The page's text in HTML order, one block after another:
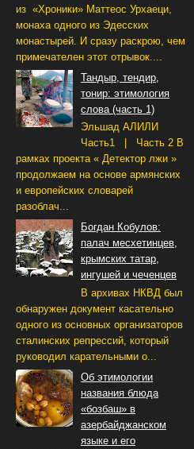
из «Хроники» Маттеос Урхаеци,
монаха одного из Эдесских
монастырей. И сразу раскрою, чем
примечателен этот отрывок....
Тандыр, тендир,
тонир: этимология
слова (часть 1)
Эльшад АЛИЛИ
Часть1 | Часть 2 В
рамках проекта « Детектор лжи »
продолжаем на основе армянских
и европейских словарей
разоблач...
Богдан Кобулов:
палач месхетинцев,
крымских татар,
ингушей и чеченцев
В архивах НКВД был
обнаружен документ касательно
одного из основных организаторов
сталинских репрессий, который
руководил карательными о...
Об этимологии
названия блюда
«бозбаш» в
азербайджанском
языке и его